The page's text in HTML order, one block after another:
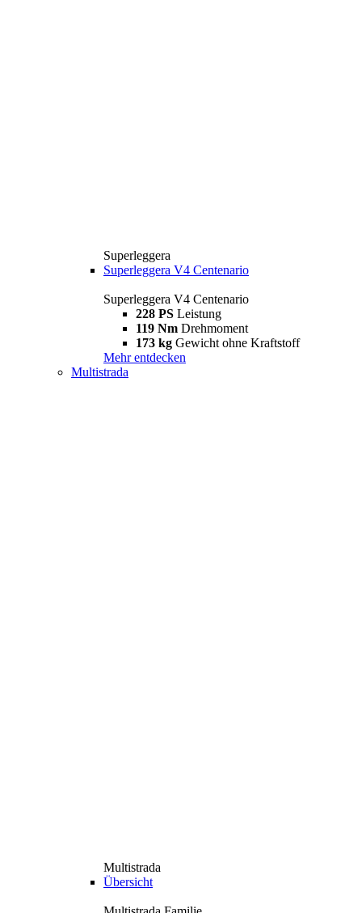
Superleggera
Superleggera V4 Centenario
Superleggera V4 Centenario
228 PS Leistung
119 Nm Drehmoment
173 kg Gewicht ohne Kraftstoff
Mehr entdecken
Multistrada
Multistrada
Übersicht